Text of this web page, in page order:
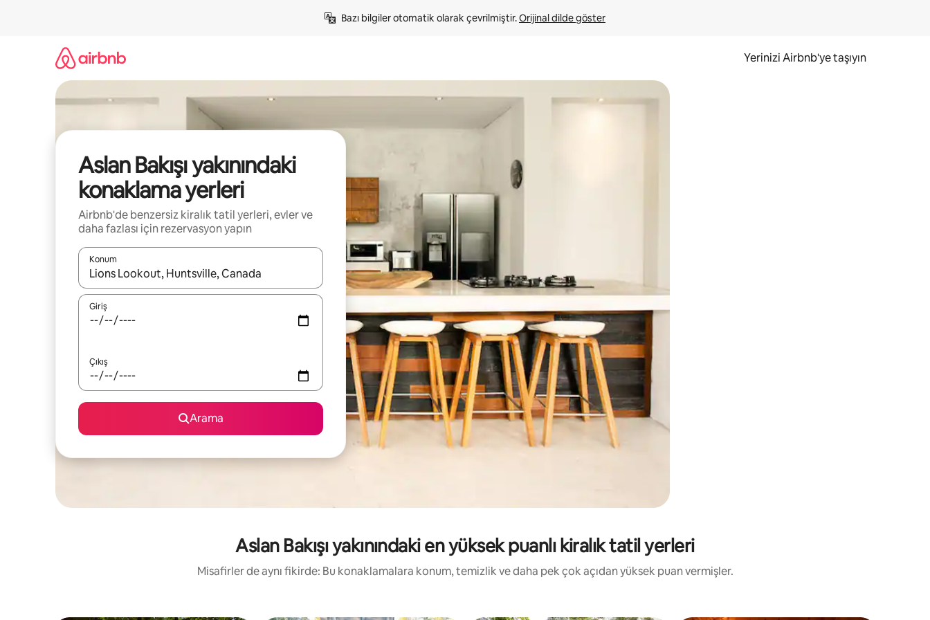
Bazı bilgiler otomatik olarak çevrilmiştir. Orijinal dilde göster
Yerinizi Airbnb'ye taşıyın
Aslan Bakışı yakınındaki
konaklama yerleri
Airbnb'de benzersiz kiralık tatil yerleri, evler ve
daha fazlası için rezervasyon yapın
Konum
Sonuçlar kullanılabilir olduğunda yukarı ve aşağı oklarıyla gezinin veya dokunarak ya da kaydırma hareketleriyle keşfedin.
Giriş
Çıkış
Arama
Aslan Bakışı yakınındaki en yüksek puanlı kiralık tatil yerleri
Misafirler de aynı fikirde: Bu konaklamalara konum, temizlik ve daha pek çok açıdan yüksek puan vermişler.